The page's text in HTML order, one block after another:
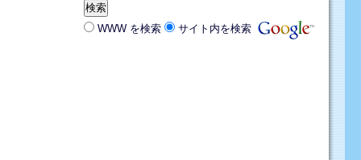
WWW を検索 サイト内を検索